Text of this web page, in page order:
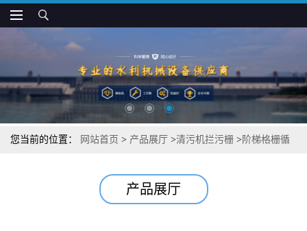
您当前的位置： 网站首页 > 产品展厅 >清污机拦污栅 > 阶梯格栅循
产品展厅